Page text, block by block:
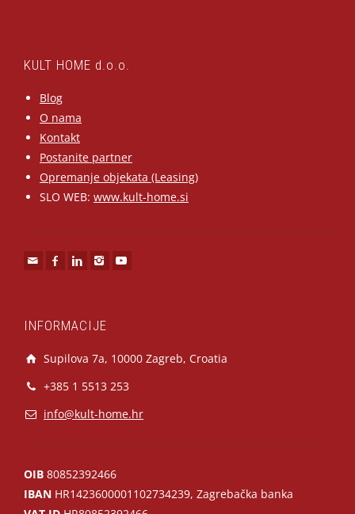
KULT HOME d.o.o.
Blog
O nama
Kontakt
Postanite partner
Opremanje objekata (Leasing)
SLO WEB: www.kult-home.si
INFORMACIJE
Supilova 7a, 10000 Zagreb, Croatia
+385 1 5513 253
info@kult-home.hr
OIB 80852392466
IBAN HR1423600001102734239, Zagrebačka banka